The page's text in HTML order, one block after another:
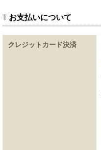
お支払いについて
クレジットカード決済